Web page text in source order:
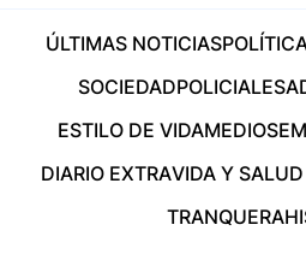
ÚLTIMAS NOTICIAS
SOCIEDADPOLICIALES
ESTILO DE VIDAMEDIOS
DIARIO EXTRAVIDA Y
TRANQUERA